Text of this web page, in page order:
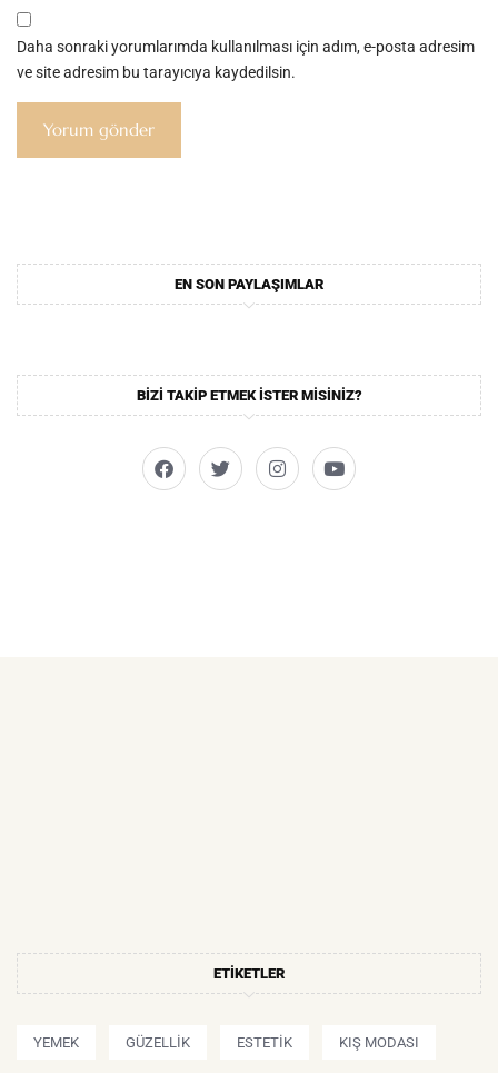
Daha sonraki yorumlarımda kullanılması için adım, e-posta adresim
ve site adresim bu tarayıcıya kaydedilsin.
EN SON PAYLAŞIMLAR
BIZI TAKIP ETMEK ISTER MISINIZ?
ETIKETLER
YEMEK GÜZELLIK ESTETIK KIŞ MODASI